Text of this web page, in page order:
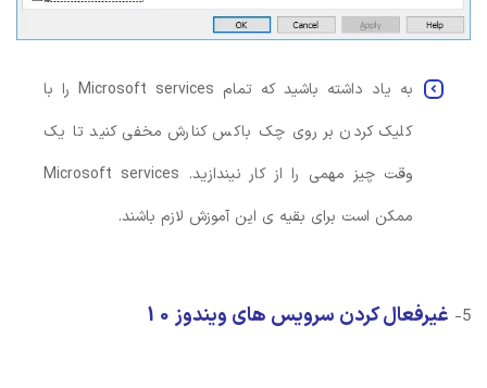
به یاد داشته باشید که تمام Microsoft services را با
کلیک کردن بر روی چک باکس کنارش مخفی کنید تا یک
وقت چیز مهمی را از کار نیندازید. Microsoft services
ممکن است برای بقیه ی این آموزش لازم باشند.
5- غیرفعال کردن سرویس های ویندوز 10